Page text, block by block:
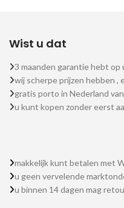
Wist u dat
3 maanden garantie hebt op
wij scherpe prijzen hebben ,
gratis porto in Nederland
u kunt kopen zonder eerst
makkelijk kunt betalen met
u geen vervelende
u binnen 14 dagen mag